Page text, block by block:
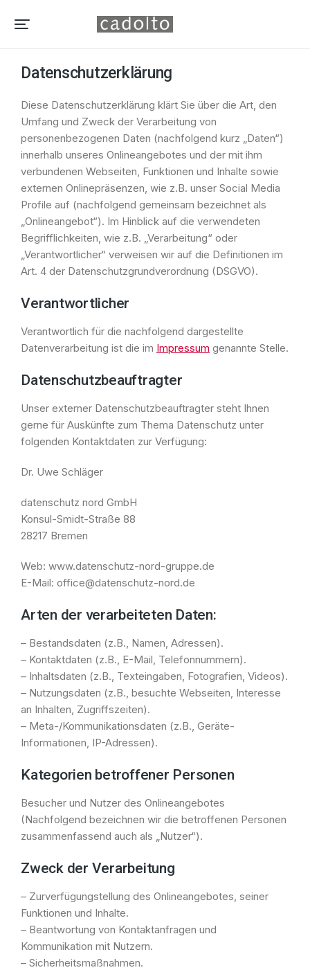
Datenschutzerklärung
Diese Datenschutzerklärung klärt Sie über die Art, den
Umfang und Zweck der Verarbeitung von
personenbezogenen Daten (nachfolgend kurz „Daten“)
innerhalb unseres Onlineangebotes und der mit ihm
verbundenen Webseiten, Funktionen und Inhalte sowie
externen Onlinepräsenzen, wie z.B. unser Social Media
Profile auf (nachfolgend gemeinsam bezeichnet als
„Onlineangebot“). Im Hinblick auf die verwendeten
Begrifflichkeiten, wie z.B. „Verarbeitung“ oder
„Verantwortlicher“ verweisen wir auf die Definitionen im
Art. 4 der Datenschutzgrundverordnung (DSGVO).
Verantwortlicher
Verantwortlich für die nachfolgend dargestellte
Datenverarbeitung ist die im Impressum genannte Stelle.
Datenschutzbeauftragter
Unser externer Datenschutzbeauftragter steht Ihnen
gerne für Auskünfte zum Thema Datenschutz unter
folgenden Kontaktdaten zur Verfügung:
Dr. Uwe Schläger
datenschutz nord GmbH
Konsul-Smidt-Straße 88
28217 Bremen
Web: www.datenschutz-nord-gruppe.de
E-Mail: office@datenschutz-nord.de
Arten der verarbeiteten Daten:
– Bestandsdaten (z.B., Namen, Adressen).
– Kontaktdaten (z.B., E-Mail, Telefonnummern).
– Inhaltsdaten (z.B., Texteingaben, Fotografien, Videos).
– Nutzungsdaten (z.B., besuchte Webseiten, Interesse
an Inhalten, Zugriffszeiten).
– Meta-/Kommunikationsdaten (z.B., Geräte-
Informationen, IP-Adressen).
Kategorien betroffener Personen
Besucher und Nutzer des Onlineangebotes
(Nachfolgend bezeichnen wir die betroffenen Personen
zusammenfassend auch als „Nutzer“).
Zweck der Verarbeitung
– Zurverfügungstellung des Onlineangebotes, seiner
Funktionen und Inhalte.
– Beantwortung von Kontaktanfragen und
Kommunikation mit Nutzern.
– Sicherheitsmaßnahmen.